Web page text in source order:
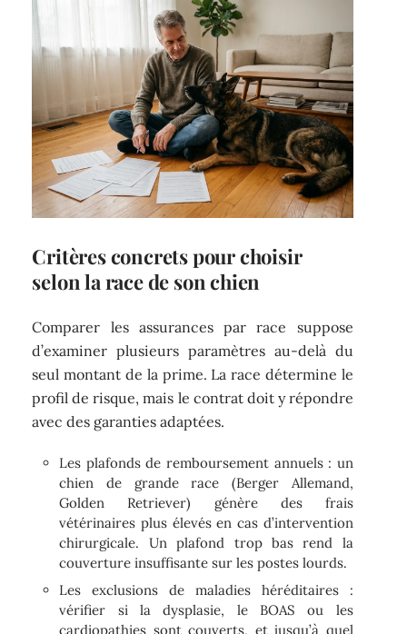
Critères concrets pour choisir
selon la race de son chien
Comparer les assurances par race suppose
d’examiner plusieurs paramètres au-delà du
seul montant de la prime. La race détermine le
profil de risque, mais le contrat doit y répondre
avec des garanties adaptées.
Les plafonds de remboursement annuels : un
chien de grande race (Berger Allemand,
Golden Retriever) génère des frais
vétérinaires plus élevés en cas d’intervention
chirurgicale. Un plafond trop bas rend la
couverture insuffisante sur les postes lourds.
Les exclusions de maladies héréditaires :
vérifier si la dysplasie, le BOAS ou les
cardiopathies sont couverts, et jusqu’à quel